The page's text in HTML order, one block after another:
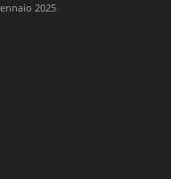
2025